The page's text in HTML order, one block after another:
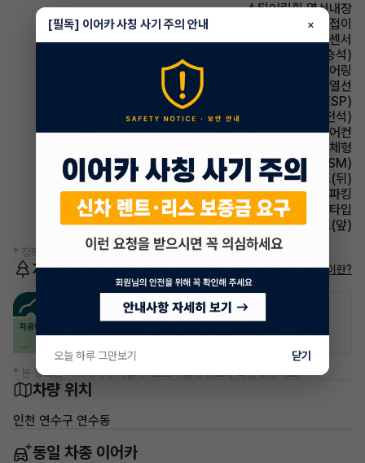
스티어링휠 열선내장
사이드미러 전동접이
주차보조 전방감지센서
시트 통풍시트(동승석)
스티어링휠 텔레스코픽 스티어링
사이드미러 열선
주행안전 차체자세제어장치(VDC,ESC,ESP)
시트 통풍시트(운전석)
에어컨 풀오토에어컨
사이드미러 방향지시등 일체형
주행안전 샤시 통합 제어 시스템(VSM)
시트 열선시트(뒤)
파킹 전자식 파킹
헤드램프 프로젝션 타입
시트 열선시트(앞)
* 정확한 정보는 판매자와 반드시 확인하시기 바랍니다.
저공해차량 정보 저공해차량이란?
공항주차장
50% 할인
공영주차장
50% 할인
* 본 정보는 지자체마다 다를 수 있으니 실제 정보와 확인해 주세요.
차량 위치
인천 연수구 연수동
동일 차종 이어카
[필독] 이어카 사칭 사기 주의 안내 ×
오늘 하루 그만보기 닫기